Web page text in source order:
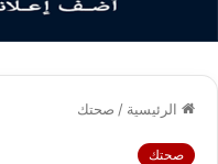
الرئيسية / صحتك
صحتك